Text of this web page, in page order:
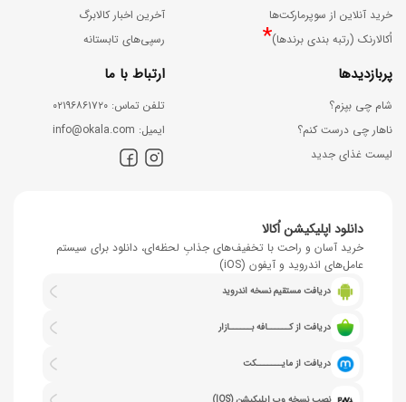
خرید آنلاین از سوپرمارکت‌ها
اُکالارنک (رتبه بندی برندها)*
آخرین اخبار کالابرگ
رسپی‌های تابستانه
پربازدیدها
شام چی بپزم؟
ناهار چی درست کنم؟
لیست غذای جدید
ارتباط با ما
ﺗﻠﻔﻦ ﺗﻤﺎس: ۰۲۱۹۶۸۶۱۷۲۰
اﯾﻤﯿﻞ: info@okala.com
دانلود اپلیکیشن اُکالا
خرید آسان و راحت با تخفیف‌های جذابِ لحظه‌ای، دانلود برای سیستم
عامل‌های اندروید و آیفون (iOS)
دریافت مستقیم نسخه اندروید
دریافت از کــــــافه بــــــازار
دریافت از مایـــــــکت